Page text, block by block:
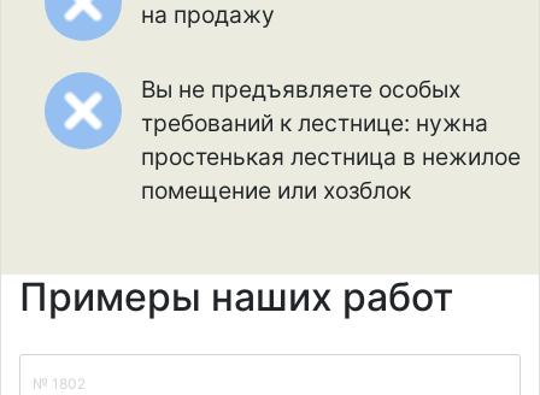
на продажу
Вы не предъявляете особых
требований к лестнице: нужна
простенькая лестница в нежилое
помещение или хозблок
Примеры наших работ
№ 1802